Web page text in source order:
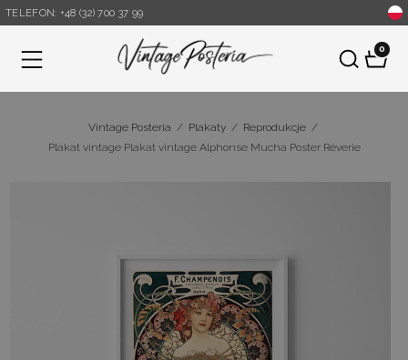
TELEFON: +48 (32) 700 37 99
Menu
0
Vintage Posteria / Plakaty / Reprodukcje /
Plakat vintage Plakat vintage Alphonse Mucha Poster Réverie